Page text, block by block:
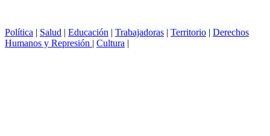
Política | Salud | Educación | Trabajadoras | Territorio | Derechos
Humanos y Represión | Cultura |